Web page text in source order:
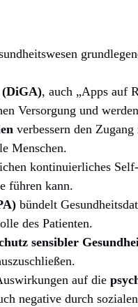
(DiGA), auch „Apps auf
Versorgung und
verbessern den
Menschen.
kontinuierliches
führen kann.
bündelt
des Patienten.
sensibler
auf die
negative durch